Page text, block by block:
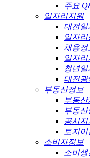
주요
일자리지원
대전
일자
채용정
일자
청년
대전
부동산정보
부동
부동
공시
토지
소비자정보
소비